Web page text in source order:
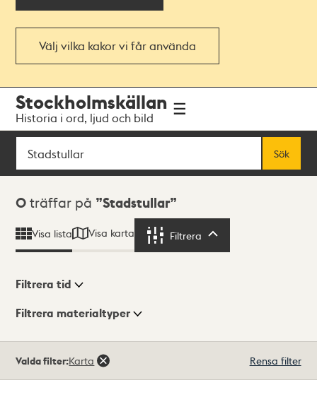
Välj vilka kakor vi får använda
navigationen
huvudinnehållet
Stockholmskällan
Historia i ord, ljud och bild
Sök
Sök
Sökresultat
0 träffar på Stadstullar
Visa lista Visa karta Filtrera
Visningsläge
Filtrera tid
Filtrera materialtyper
träffar
Valda filter:Karta Rensa filter